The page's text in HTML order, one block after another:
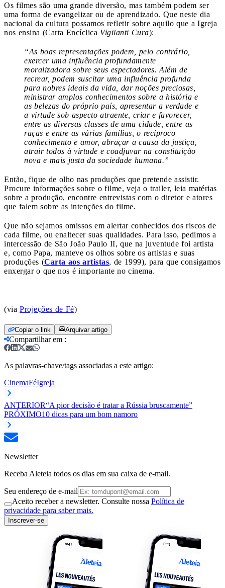
Os filmes são uma grande diversão, mas também podem ser
uma forma de evangelizar ou de aprendizado. Que neste dia
nacional da cultura possamos refletir sobre aquilo que a Igreja
nos ensina (Carta Encíclica Vigilanti Cura):
“As boas representações podem, pelo contrário,
exercer uma influência profundamente
moralizadora sobre seus espectadores. Além de
recrear, podem suscitar uma influência profunda
para nobres ideais da vida, dar noções preciosas,
ministrar amplos conhecimentos sobre a história e
as belezas do próprio país, apresentar a verdade e
a virtude sob aspecto atraente, criar e favorecer,
entre as diversas classes de uma cidade, entre as
raças e entre as várias famílias, o recíproco
conhecimento e amor, abraçar a causa da justiça,
atrair todos à virtude e coadjuvar na constituição
nova e mais justa da sociedade humana.”
Então, fique de olho nas produções que pretende assistir.
Procure informações sobre o filme, veja o trailer, leia matérias
sobre a produção, encontre entrevistas com o diretor e atores
que falem sobre as intenções do filme.
Que não sejamos omissos em alertar conhecidos dos riscos de
cada filme, ou enaltecer suas qualidades. Para isso, pedimos a
intercessão de São João Paulo II, que na juventude foi artista
e, como Papa, manteve os olhos sobre os artistas e suas
produções (Carta aos artistas, de 1999), para que consigamos
enxergar o que nos é importante no cinema.
(via Projeções de Fé)
Copiar o link Arquivar artigo
Compartilhar em :
As palavras-chave/tags associadas a este artigo:
CinemaFéIgreja
ANTERIOR“A pior decisão é tratar a Rússia bruscamente”
PRÓXIMO10 dicas para um bom namoro
Newsletter
Receba Aleteia todos os dias em sua caixa de e-mail.
Seu endereço de e-mail
Aceito receber a newsletter. Consulte nossa Política de
privacidade para saber mais.
Inscrever-se